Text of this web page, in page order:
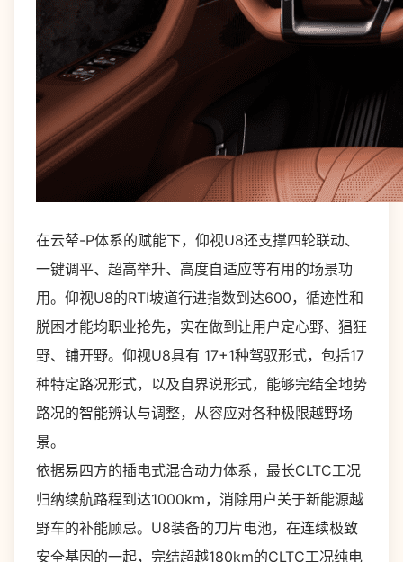
在云辇-P体系的赋能下，仰视U8还支撑四轮联动、
一键调平、超高举升、高度自适应等有用的场景功
用。仰视U8的RTI坡道行进指数到达600，循迹性和
脱困才能均职业抢先，实在做到让用户定心野、猖狂
野、铺开野。仰视U8具有 17+1种驾驭形式，包括17
种特定路况形式，以及自界说形式，能够完结全地势
路况的智能辨认与调整，从容应对各种极限越野场
景。
依据易四方的插电式混合动力体系，最长CLTC工况
归纳续航路程到达1000km，消除用户关于新能源越
野车的补能顾忌。U8装备的刀片电池，在连续极致
安全基因的一起，完结超越180km的CLTC工况纯电